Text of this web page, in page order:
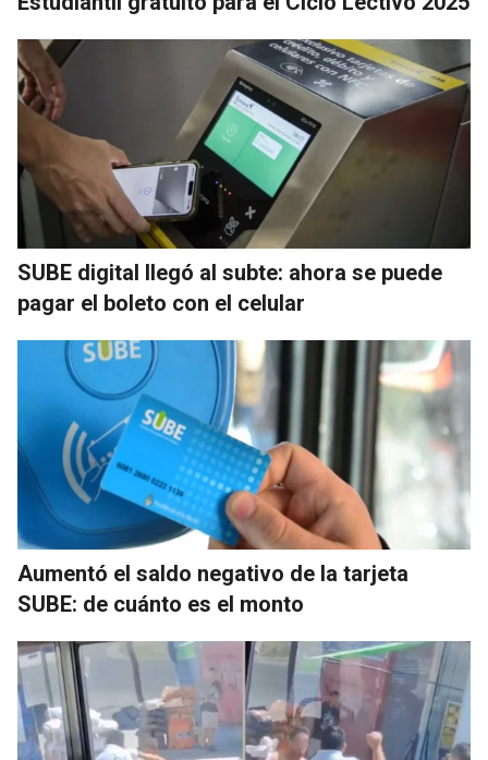
SUBE digital llegó al subte: ahora se puede
pagar el boleto con el celular
Aumentó el saldo negativo de la tarjeta
SUBE: de cuánto es el monto